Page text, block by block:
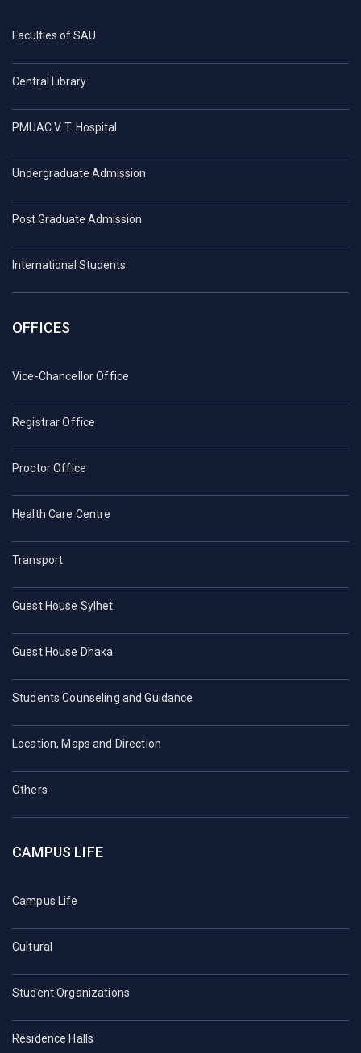
Faculties of SAU
Central Library
PMUAC V. T. Hospital
Undergraduate Admission
Post Graduate Admission
International Students
OFFICES
Vice-Chancellor Office
Registrar Office
Proctor Office
Health Care Centre
Transport
Guest House Sylhet
Guest House Dhaka
Students Counseling and Guidance
Location, Maps and Direction
Others
CAMPUS LIFE
Campus Life
Cultural
Student Organizations
Residence Halls